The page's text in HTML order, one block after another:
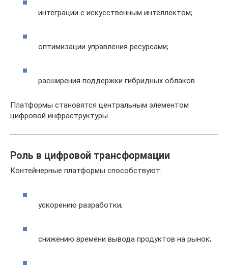
интеграции с искусственным интеллектом;
оптимизации управления ресурсами;
расширения поддержки гибридных облаков.
Платформы становятся центральным элементом
цифровой инфраструктуры.
Роль в цифровой трансформации
Контейнерные платформы способствуют:
ускорению разработки;
снижению времени вывода продуктов на рынок;